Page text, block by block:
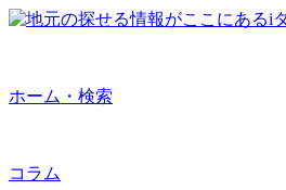
ホーム・検索
コラム